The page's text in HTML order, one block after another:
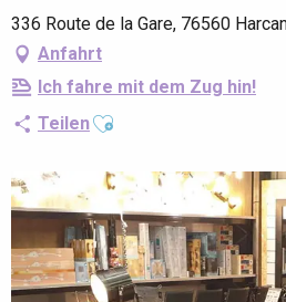
336 Route de la Gare, 76560
Anfahrt
Ich fahre mit dem Zug hin!
TeilenAjouter aux favoris